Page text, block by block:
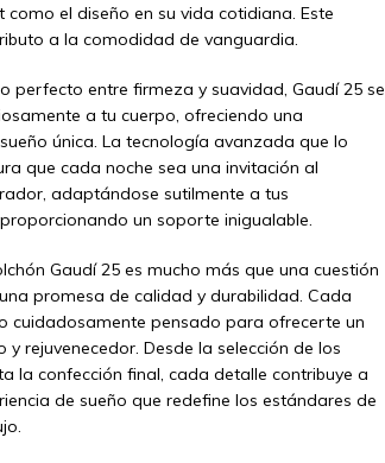
el diseño en su vida cotidiana. Este
a la comodidad de vanguardia.
perfecto entre firmeza y suavidad, Gaudí 25 se
a tu cuerpo, ofreciendo una
única. La tecnología avanzada que lo
que cada noche sea una invitación al
adaptándose sutilmente a tus
un soporte inigualable.
Gaudí 25 es mucho más que una cuestión
promesa de calidad y durabilidad. Cada
cuidadosamente pensado para ofrecerte un
y rejuvenecedor. Desde la selección de los
la confección final, cada detalle contribuye a
de sueño que redefine los estándares de